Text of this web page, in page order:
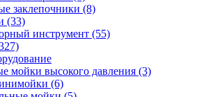
заклепочники (8)
(33)
инструмент (55)
мойки высокого давления (3)
(6)